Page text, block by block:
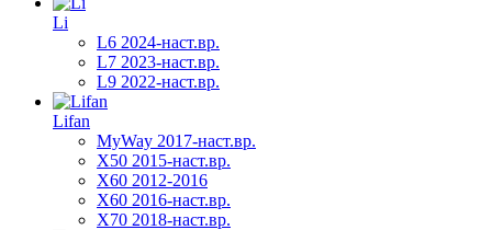
Li
L6 2024-наст.вр.
L7 2023-наст.вр.
L9 2022-наст.вр.
Lifan
MyWay 2017-наст.вр.
X50 2015-наст.вр.
X60 2012-2016
X60 2016-наст.вр.
X70 2018-наст.вр.